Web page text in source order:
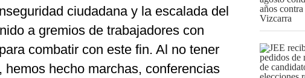
ciudadana y la escalada del
a gremios de trabajadores con
combatir con este fin. Al no tener
hemos hecho marchas, conferencias